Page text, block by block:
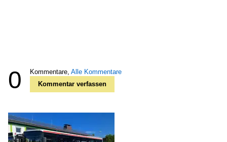
0 Kommentare, Alle Kommentare
Kommentar verfassen